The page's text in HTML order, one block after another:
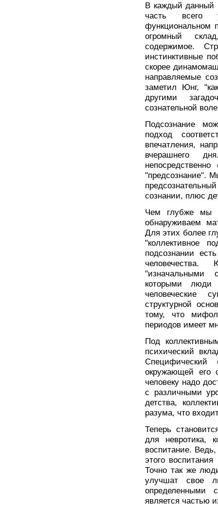
В каждый данный
часть всего
функциональном
огромный
содержимое.
инстинктивные
скорее
направляемые
заметил Юнг,
другими
сознательной
Подсознание
подход
впечатления,
вчерашнего
"предсознание".
сознании, плюс
Чем глубже мы
обнаруживаем
Для этих более
"коллективное
подсознании
"изначальными
которыми
человеческие
структурной
тому, что
периодов имеет
Под
психический
Специфический
окружающей его
человеку надо
с различными
детства,
разума, что
Теперь
для невротика,
воспитание.
этого
Точно так же
улучшат свое
определенными
является частью